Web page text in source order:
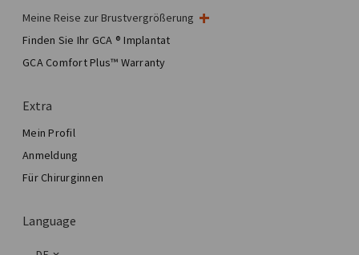
Meine Reise zur Brustvergrößerung
Meine Brustoperation
Ästhetische Brustchirurgie
Total Breast Reconstruction™
Finden Sie Ihr GCA ® Implantat
GCA Comfort Plus™ Warranty
Extra
Mein Profil
Anmeldung
Für Chirurginnen
Language